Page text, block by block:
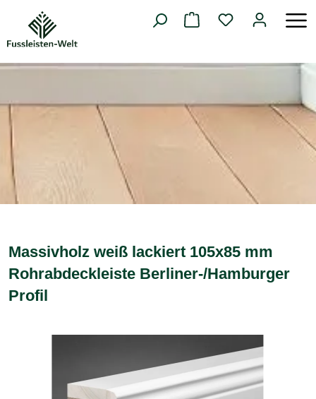
springen
Massivholz weiß lackiert 105x85 mm
Rohrabdeckleiste Berliner-/Hamburger
Profil